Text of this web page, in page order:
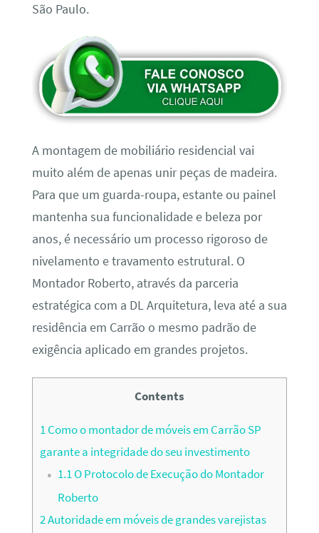
São Paulo.
A montagem de mobiliário residencial vai
muito além de apenas unir peças de madeira.
Para que um guarda-roupa, estante ou painel
mantenha sua funcionalidade e beleza por
anos, é necessário um processo rigoroso de
nivelamento e travamento estrutural. O
Montador Roberto, através da parceria
estratégica com a DL Arquitetura, leva até a sua
residência em Carrão o mesmo padrão de
exigência aplicado em grandes projetos.
Contents
1Como o montador de móveis em Carrão SP
garante a integridade do seu investimento
1.1O Protocolo de Execução do Montador
Roberto
2Autoridade em móveis de grandes varejistas